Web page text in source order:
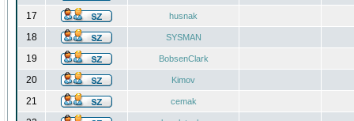
17 husnak
18 SYSMAN
19 BobsenClark
20 Kimov
21 cemak